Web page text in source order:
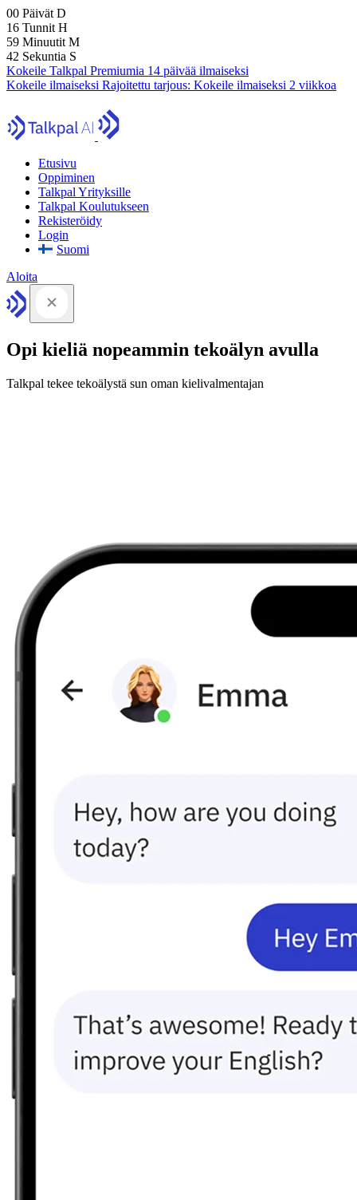
00 Päivät D
16 Tunnit H
59 Minuutit M
41 Sekuntia S
Kokeile Talkpal Premiumia 14 päivää ilmaiseksi
Kokeile ilmaiseksi Rajoitettu tarjous: Kokeile ilmaiseksi 2 viikkoa
Etusivu
Oppiminen
Talkpal Yrityksille
Talkpal Koulutukseen
Rekisteröidy
Login
Suomi
Aloita
Opi kieliä nopeammin tekoälyn avulla
Talkpal tekee tekoälystä sun oman kielivalmentajan